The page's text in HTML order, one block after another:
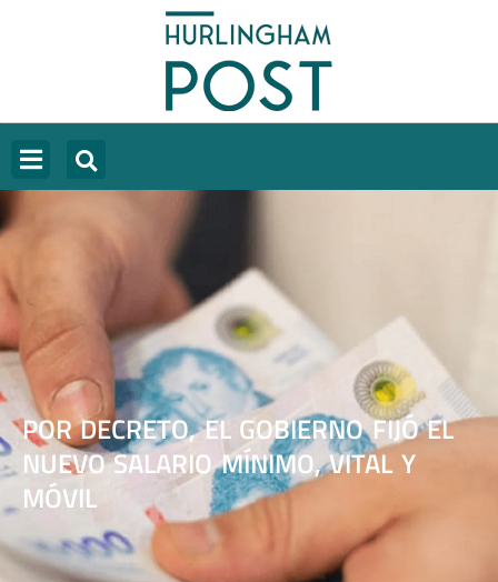
POR DECRETO, EL GOBIERNO FIJÓ EL
NUEVO SALARIO MÍNIMO, VITAL Y
MÓVIL